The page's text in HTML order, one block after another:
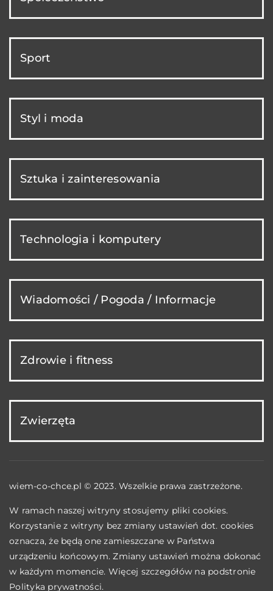
Sport
Styl i moda
Sztuka i zainteresowania
Technologia i komputery
Wiadomości / Pogoda / Informacje
Zdrowie i fitness
Zwierzęta
wiem-co-chce.pl © 2023. Wszelkie prawa zastrzeżone.
W ramach naszej witryny stosujemy pliki cookies.
Korzystanie z witryny bez zmiany ustawień dot. cookies
oznacza, że będą one zamieszczane w Państwa
urządzeniu końcowym. Zmiany ustawień można dokonać
w każdym momencie. Więcej szczegółów na podstronie
Polityka prywatności.